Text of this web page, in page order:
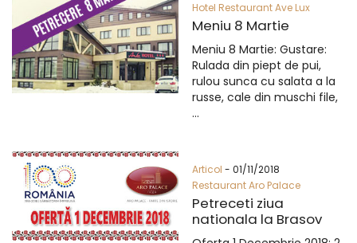
Hotel Restaurant Ave Lux
Meniu 8 Martie
Meniu 8 Martie: Gustare:
Rulada din piept de pui,
rulou sunca cu salata a la
russe, cale din muschi file,
...
Articol - 01/11/2018
Restaurant Aro Palace
Petreceti ziua
nationala la Brasov